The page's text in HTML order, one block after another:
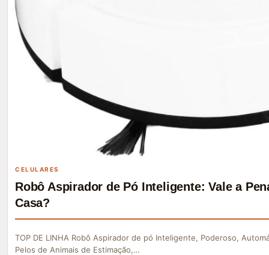
CELULARES
Robô Aspirador de Pó Inteligente: Vale a
Casa?
TOP DE LINHA Robô Aspirador de pó Inteligente, Poderoso,
Pelos de Animais de Estimação,…